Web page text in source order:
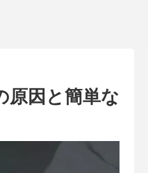
原因と簡単な